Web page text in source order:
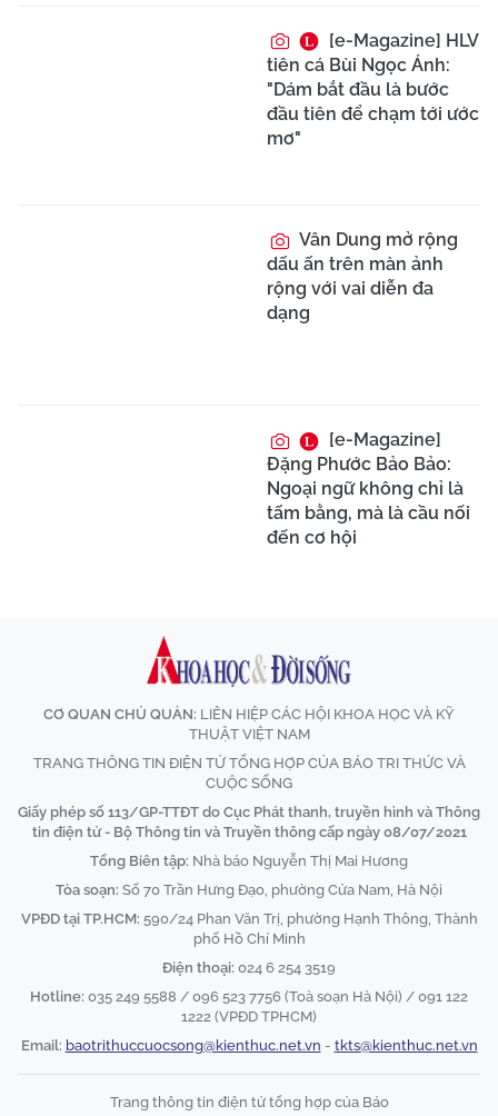
[e-Magazine] HLV
tiên cá Bùi Ngọc Ánh:
"Dám bắt đầu là bước
đầu tiên để chạm tới ước
mơ"
Vân Dung mở rộng
dấu ấn trên màn ảnh
rộng với vai diễn đa
dạng
[e-Magazine]
Đặng Phước Bảo Bảo:
Ngoại ngữ không chỉ là
tấm bằng, mà là cầu nối
đến cơ hội
CƠ QUAN CHỦ QUẢN: LIÊN HIỆP CÁC HỘI KHOA HỌC VÀ KỸ
THUẬT VIỆT NAM
TRANG THÔNG TIN ĐIỆN TỬ TỔNG HỢP CỦA BÁO TRI THỨC VÀ
CUỘC SỐNG
Giấy phép số 113/GP-TTĐT do Cục Phát thanh, truyền hình và Thông
tin điện tử - Bộ Thông tin và Truyền thông cấp ngày 08/07/2021
Tổng Biên tập: Nhà báo Nguyễn Thị Mai Hương
Tòa soạn: Số 70 Trần Hưng Đạo, phường Cửa Nam, Hà Nội
VPĐD tại TP.HCM: 590/24 Phan Văn Trị, phường Hạnh Thông, Thành
phố Hồ Chí Minh
Điện thoại: 024 6 254 3519
Hotline: 035 249 5588 / 096 523 7756 (Toà soạn Hà Nội) / 091 122
1222 (VPĐD TPHCM)
Email: baotrithuccuocsong@kienthuc.net.vn - tkts@kienthuc.net.vn
Trang thông tin điện tử tổng hợp của Báo